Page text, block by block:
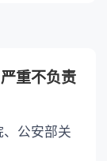
产时，应当
重不负责
、公安部关